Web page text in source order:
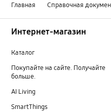
Главная Справочная
Интернет-магазин
Каталог
Покупайте на сайте. Получайте
больше.
AI Living
SmartThings